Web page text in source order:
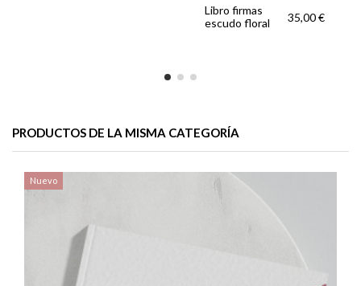
Libro firmas
escudo floral
35,00 €
PRODUCTOS DE LA MISMA CATEGORÍA
Nuevo